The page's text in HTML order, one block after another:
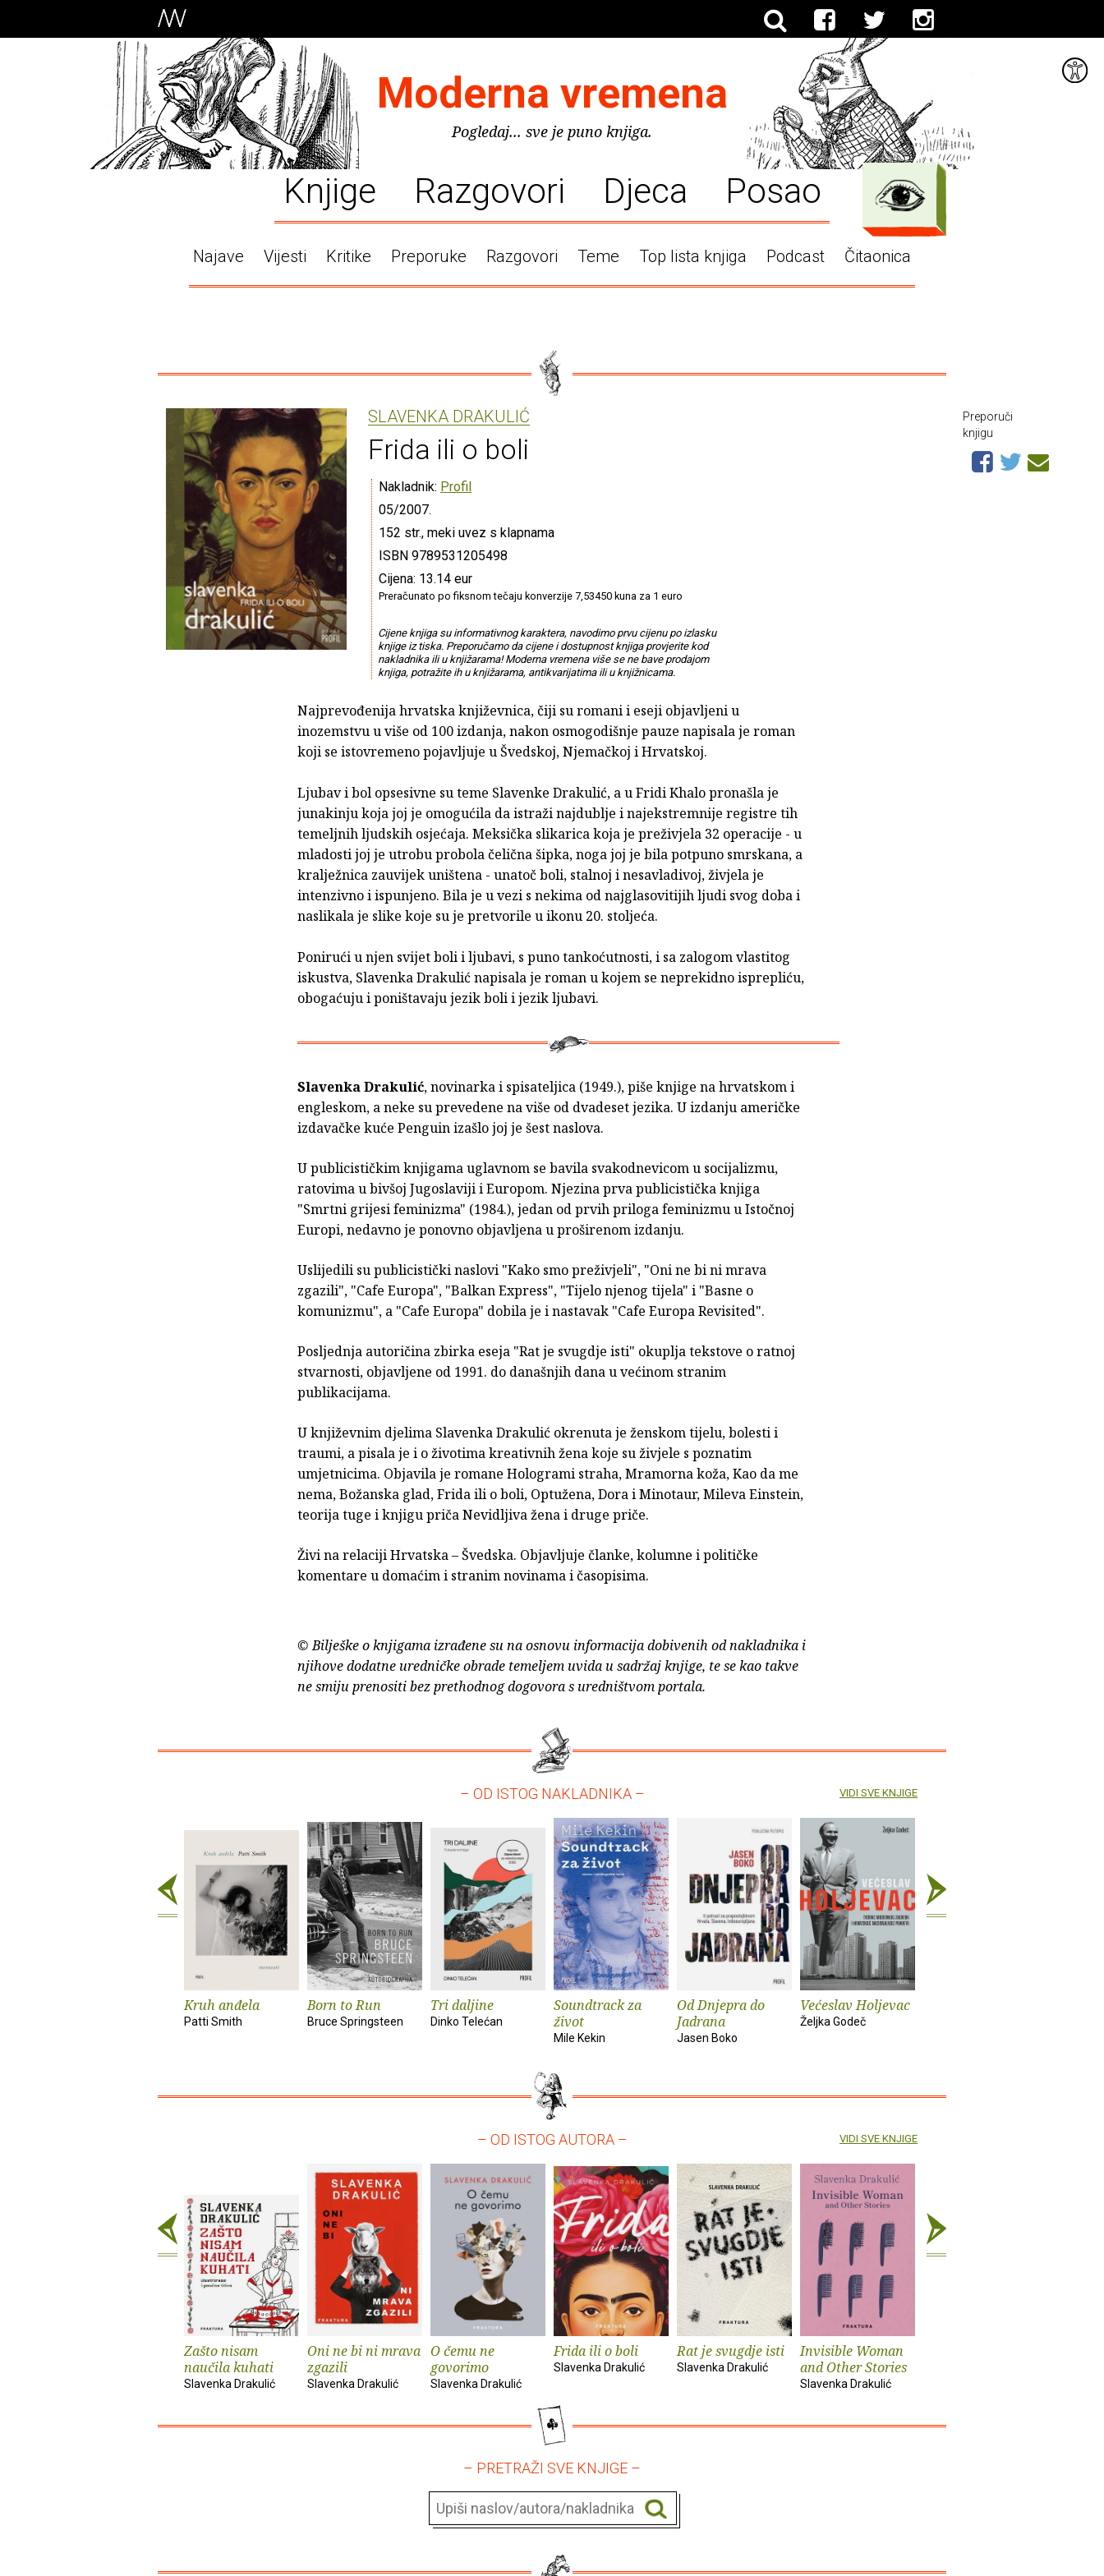
Moderna vremena
Pogledaj... sve je puno knjiga.
Knjige Razgovori Djeca Posao
Najave Vijesti Kritike Preporuke Razgovori Teme Top lista knjiga Podcast Čitaonica
SLAVENKA DRAKULIĆ
Frida ili o boli
Nakladnik: Profil
05/2007.
152 str., meki uvez s klapnama
ISBN 9789531205498
Cijena: 13.14 eur
Preračunato po fiksnom tečaju konverzije 7,53450 kuna za 1 euro
Cijene knjiga su informativnog karaktera, navodimo prvu cijenu po izlasku
knjige iz tiska. Preporučamo da cijene i dostupnost knjiga provjerite kod
nakladnika ili u knjižarama! Moderna vremena više se ne bave prodajom
knjiga, potražite ih u knjižarama, antikvarijatima ili u knjižnicama.
Najprevođenija hrvatska književnica, čiji su romani i eseji objavljeni u
inozemstvu u više od 100 izdanja, nakon osmogodišnje pauze napisala je roman
koji se istovremeno pojavljuje u Švedskoj, Njemačkoj i Hrvatskoj.
Ljubav i bol opsesivne su teme Slavenke Drakulić, a u Fridi Khalo pronašla je
junakinju koja joj je omogućila da istraži najdublje i najekstremnije registre tih
temeljnih ljudskih osjećaja. Meksička slikarica koja je preživjela 32 operacije - u
mladosti joj je utrobu probola čelična šipka, noga joj je bila potpuno smrskana, a
kralježnica zauvijek uništena - unatoč boli, stalnoj i nesavladivoj, živjela je
intenzivno i ispunjeno. Bila je u vezi s nekima od najglasovitijih ljudi svog doba i
naslikala je slike koje su je pretvorile u ikonu 20. stoljeća.
Ponirući u njen svijet boli i ljubavi, s puno tankoćutnosti, i sa zalogom vlastitog
iskustva, Slavenka Drakulić napisala je roman u kojem se neprekidno isprepliću,
obogaćuju i poništavaju jezik boli i jezik ljubavi.
Slavenka Drakulić, novinarka i spisateljica (1949.), piše knjige na hrvatskom i
engleskom, a neke su prevedene na više od dvadeset jezika. U izdanju američke
izdavačke kuće Penguin izašlo joj je šest naslova.
U publicističkim knjigama uglavnom se bavila svakodnevicom u socijalizmu,
ratovima u bivšoj Jugoslaviji i Europom. Njezina prva publicistička knjiga
"Smrtni grijesi feminizma" (1984.), jedan od prvih priloga feminizmu u Istočnoj
Europi, nedavno je ponovno objavljena u proširenom izdanju.
Uslijedili su publicistički naslovi "Kako smo preživjeli", "Oni ne bi ni mrava
zgazili", "Cafe Europa", "Balkan Express", "Tijelo njenog tijela" i "Basne o
komunizmu", a "Cafe Europa" dobila je i nastavak "Cafe Europa Revisited".
Posljednja autoričina zbirka eseja "Rat je svugdje isti" okuplja tekstove o ratnoj
stvarnosti, objavljene od 1991. do današnjih dana u većinom stranim
publikacijama.
U književnim djelima Slavenka Drakulić okrenuta je ženskom tijelu, bolesti i
traumi, a pisala je i o životima kreativnih žena koje su živjele s poznatim
umjetnicima. Objavila je romane Hologrami straha, Mramorna koža, Kao da me
nema, Božanska glad, Frida ili o boli, Optužena, Dora i Minotaur, Mileva Einstein,
teorija tuge i knjigu priča Nevidljiva žena i druge priče.
Živi na relaciji Hrvatska – Švedska. Objavljuje članke, kolumne i političke
komentare u domaćim i stranim novinama i časopisima.
© Bilješke o knjigama izrađene su na osnovu informacija dobivenih od nakladnika i
njihove dodatne uredničke obrade temeljem uvida u sadržaj knjige, te se kao takve
ne smiju prenositi bez prethodnog dogovora s uredništvom portala.
Preporuči
knjigu
– OD ISTOG NAKLADNIKA –
Kruh anđela
Patti Smith
Born to Run
Bruce Springsteen
Tri daljine
Dinko Telećan
Soundtrack za
život
Mile Kekin
Od Dnjepra do
Jadrana
Jasen Boko
Većeslav Holjevac
Željka Godeč
VIDI SVE KNJIGE
– OD ISTOG AUTORA –
Zašto nisam
naučila kuhati
Slavenka Drakulić
Oni ne bi ni mrava
zgazili
Slavenka Drakulić
O čemu ne
govorimo
Slavenka Drakulić
Frida ili o boli
Slavenka Drakulić
Rat je svugdje isti
Slavenka Drakulić
Invisible Woman
and Other Stories
Slavenka Drakulić
VIDI SVE KNJIGE
– PRETRAŽI SVE KNJIGE –